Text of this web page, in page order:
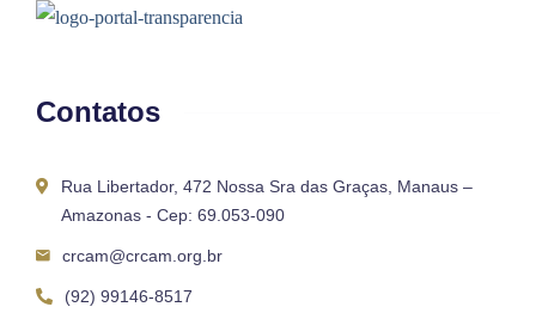
Contatos
Rua Libertador, 472 Nossa Sra das Graças, Manaus –
Amazonas - Cep: 69.053-090
crcam@crcam.org.br
(92) 99146-8517